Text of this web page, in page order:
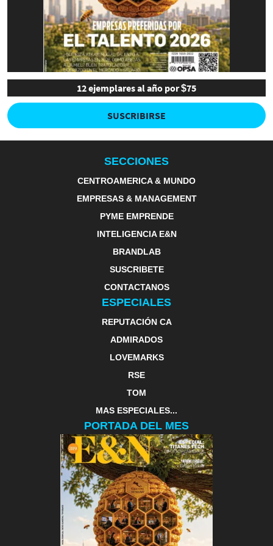
12 ejemplares al año por $75
SUSCRIBIRSE
SECCIONES
CENTROAMERICA & MUNDO
EMPRESAS & MANAGEMENT
PYME EMPRENDE
INTELIGENCIA E&N
BRANDLAB
SUSCRIBETE
CONTACTANOS
ESPECIALES
REPUTACIÓN CA
ADMIRADOS
LOVEMARKS
RSE
TOM
MAS ESPECIALES...
PORTADA DEL MES